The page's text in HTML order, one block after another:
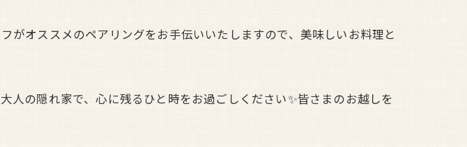
がオススメのペアリングをお手伝いいたしますので、美味しいお料理と
の隠れ家で、心に残るひと時をお過ごしください✨皆さまのお越しを